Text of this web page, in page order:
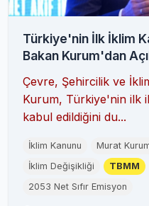
Türkiye'nin İlk İklim
Bakan Kurum'dan
Çevre, Şehircilik ve
Kurum, Türkiye'nin ilk
kabul edildiğini du...
İklim Kanunu Murat
İklim Değişikliği
TBMM
2053 Net Sıfır Emisyon